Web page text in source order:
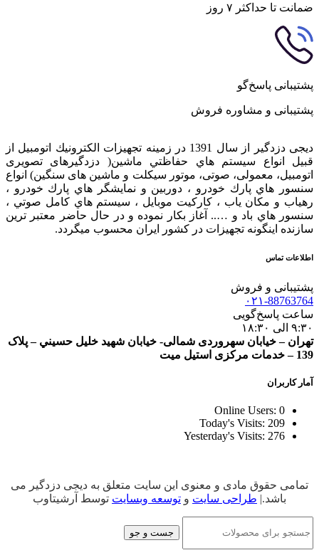
ضمانت تا حداکثر ۷ روز
پشتیبانی پاسخ‌گو
پشتیبانی و مشاوره فروش
دیجی دزدگیر از سال 1391 در زمينه تجهيزات الكترونيك اتومبیل از
قبيل انواع سيستم هاي حفاظتي ماشین( دزدگيرهای تصویری
اتومبیل، معمولی، صوتی، موتور سیکلت و ماشین های سنگین) انواع
سنسور هاي پارك خودرو ، دوربين و نمايشگر هاي پارك خودرو ،
رهياب و مكان ياب ، كاركيت موبايل ، سيستم هاي كامل صوتي ،
سنسور هاي باد و ….. آغاز بكار نموده و در حال حاضر معتبر ترين
سازنده اينگونه تجهيزات در كشور ایران محسوب ميگردد.
اطلاعات تماس
پشتیبانی و فروش
۰۲۱-88763764
ساعت پاسخ‌گویی
۹:۳۰ الی ۱۸:۳۰
تهران – خيابان سهروردی شمالی- خيابان شهيد خليل حسيني – پلاک
139 – خدمات مرکزی استیل میت
آمار کاربران
Online Users: 0
Today's Visits: 209
Yesterday's Visits: 276
تمامی حقوق مادی و معنوی این سایت متعلق به دیجی دزدگیر می
باشد.| طراحی سایت و توسعه وبسایت توسط آرشیتاوب
جست و جو